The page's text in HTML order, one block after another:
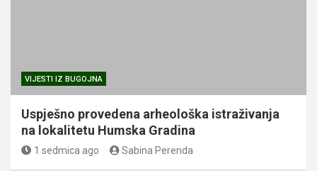
VIJESTI IZ BUGOJNA
Uspješno provedena arheološka istraživanja
na lokalitetu Humska Gradina
1 sedmica ago Sabina Perenda